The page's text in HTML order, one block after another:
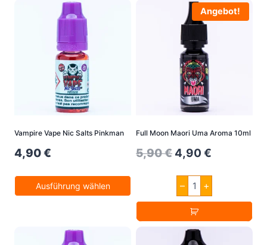
Vampire Vape Nic Salts Pinkman
4,90€
Ausführung wählen
weist
Angebot!
Full Moon Maori Uma Aroma 10ml
5,90€ Original
was:
5,90 €.
4,90 €
4,90 €.
–
Full
Moon
Maori
Uma
Aroma
10ml
Menge
+